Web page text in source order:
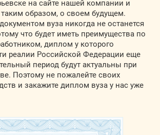
на сайте нашей компании и
таким образом, о своем будущем.
вуза никогда не останется
что будет иметь преимущества по
диплом у которого
реалии Российской Федерации еще
период будут актуальны при
Поэтому не пожалейте своих
и закажите диплом вуза у нас уже